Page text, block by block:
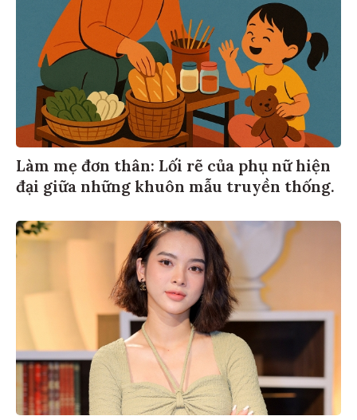
Làm mẹ đơn thân: Lối rẽ của phụ nữ hiện
đại giữa những khuôn mẫu truyền thống.